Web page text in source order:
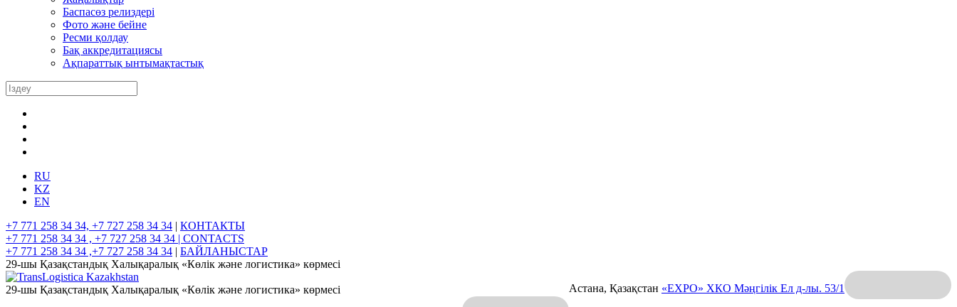
Баспасөз релиздері
Фото және бейне
Ресми қолдау
Бақ аккредитациясы
Ақпараттық ынтымақтастық
RU
KZ
EN
+7 771 258 34 34, +7 727 258 34 34 | КОНТАКТЫ
+7 771 258 34 34 , +7 727 258 34 34 | CONTACTS
+7 771 258 34 34 ,+7 727 258 34 34 | БАЙЛАНЫСТАР
29-шы Қазақстандық Халықаралық «Көлік және логистика» көрмесі
Астана, Қазақстан «EXPO» ХКО Мәңгілік Ел д-лы. 53/1
29-шы Қазақстандық Халықаралық «Көлік және логистика» көрмесі